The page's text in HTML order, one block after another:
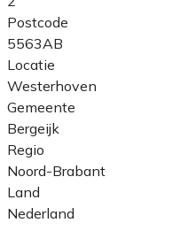
Postcode
5563AB
Locatie
Westerhoven
Gemeente
Bergeijk
Regio
Noord-Brabant
Land
Nederland